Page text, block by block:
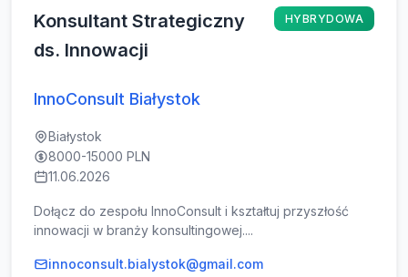
Konsultant Strategiczny
ds. Innowacji
HYBRYDOWA
InnoConsult Białystok
Białystok
8000-15000 PLN
11.06.2026
Dołącz do zespołu InnoConsult i kształtuj przyszłość
innowacji w branży konsultingowej....
innoconsult.bialystok@gmail.com